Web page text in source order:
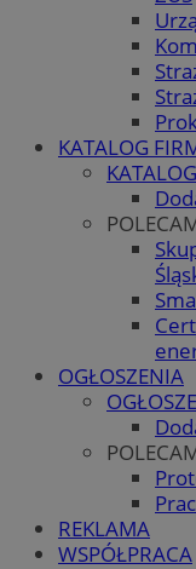
KATALOG
OGŁOSZENIA
REKLAMA
WSPÓŁPRACA